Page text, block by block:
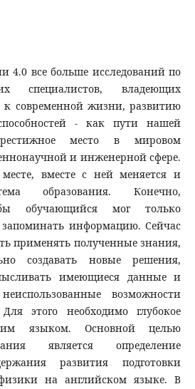
4.0 все больше исследований по
специалистов, владеющих
современной жизни, развитию
- как пути нашей
место в мировом
и инженерной сфере.
вместе с ней меняется и
образования. Конечно,
обучающийся мог только
информацию. Сейчас
применять полученные знания,
создавать новые решения,
имеющиеся данные и
возможности
этого необходимо глубокое
языком. Основной целью
является определение
развития подготовки
на английском языке. В